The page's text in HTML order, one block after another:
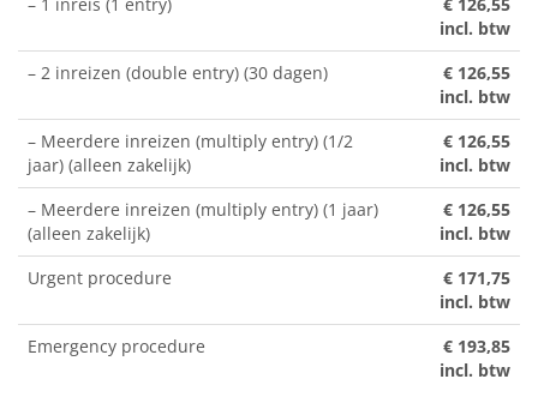
– 1 inreis (1 entry)
€ 126,55
incl. btw
– 2 inreizen (double entry) (30 dagen)
€ 126,55
incl. btw
– Meerdere inreizen (multiply entry) (1/2
jaar) (alleen zakelijk)
€ 126,55
incl. btw
– Meerdere inreizen (multiply entry) (1 jaar)
(alleen zakelijk)
€ 126,55
incl. btw
Urgent procedure
€ 171,75
incl. btw
Emergency procedure
€ 193,85
incl. btw